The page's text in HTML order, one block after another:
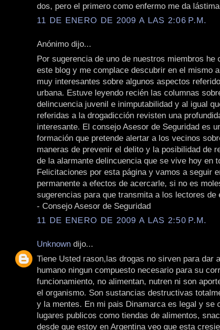
dos, pero el primero como enfermo me da
11 DE ENERO DE 2009 A LAS 2:06 P.M.
Anónimo dijo...
Por sugerencia de uno de nuestros miembros he
este blog y me complace descubrir en el mismo
muy interesantes sobre algunos aspectos
urbana. Estuve leyendo recién las columnas
delincuencia juvenil e inimputabilidad y al igual
referidas a la drogadicción revisten una
interesante. El consejo Asesor de Seguridad es
formación que pretende alertar a los vecinos
maneras de prevenir el delito y la posibilidad de
de la alarmante delincuencia que se vive hoy en
Felicitaciones por esta página y vamos a seguir
permanente a efectos de acercarle, si no es
sugerencias para que transmita a los lectores de
- Consejo Asesor de Seguridad
11 DE ENERO DE 2009 A LAS 2:50 P.M.
Unknown dijo...
Tiene Usted rason,las drogas no sirven para dar
humano ningun compuesto necesario para su
funcionamiento, no alimentan, nutren ni son
el organismo. Son sustancias destructivas
y la mentes. En mi pais Dinamarca es legal y se
lugares publicos como tiendas de alimentos,
desde que estoy en Argentina veo que esta